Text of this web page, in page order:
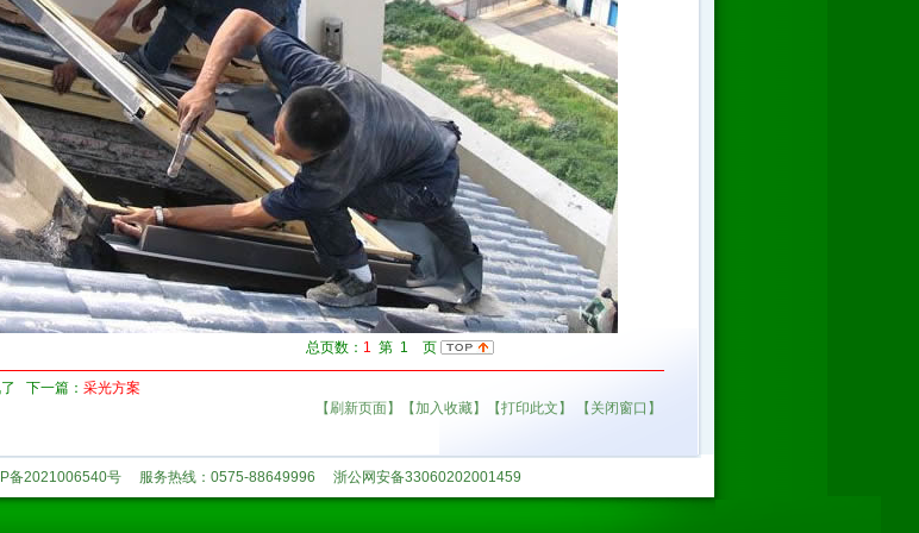
总页数： 1 第 1 页
下一篇： 采光方案
【刷新页面】
【加入收藏】 【打印此文】 【关闭窗口】
备2021006540号 服务热线： 0575-88649996 浙公网安备33060202001459